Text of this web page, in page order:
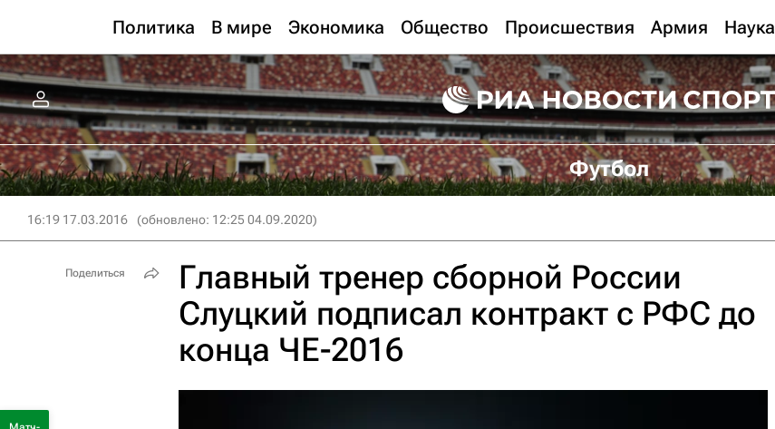
Политика В мире Экономика Общество Происшествия Армия Наука
Футбол
16:19 17.03.2016 (обновлено: 12:25 04.09.2020)
Главный тренер сборной России
Слуцкий подписал контракт с РФС до
конца ЧЕ-2016
Поделиться